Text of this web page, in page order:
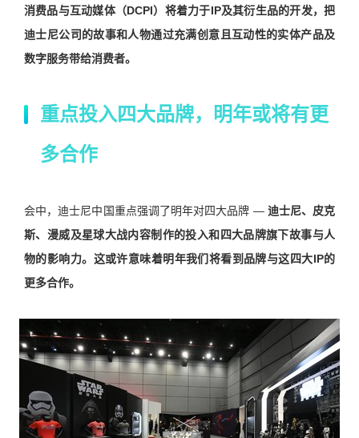
消费品与互动媒体（DCPI）将着力于IP及其衍生品的开发，把
迪士尼公司的故事和人物通过充满创意且互动性的实体产品及
数字服务带给消费者。
重点投入四大品牌，明年或将有更
多合作
会中，迪士尼中国重点强调了明年对四大品牌 — 迪士尼、皮克
斯、漫威及星球大战内容制作的投入和四大品牌旗下故事与人
物的影响力。这或许意味着明年我们将看到品牌与这四大IP的
更多合作。